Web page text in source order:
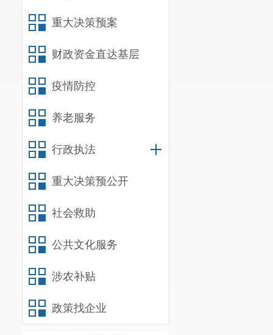
重大决策预案
财政资金直达基层
疫情防控
养老服务
行政执法
重大决策预公开
社会救助
公共文化服务
涉农补贴
政策找企业